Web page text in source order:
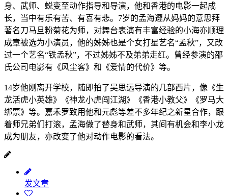
身、武师、蜕变至动作指导和导演，他和香港的电影一起成
长，当中有乐有苦、有喜有悲。7岁的孟海遵从妈妈的意思拜
著名刀马旦粉菊花为师，对舞台表演有丰富经验的小海亦顺理
成章被选为小演员，他的姊姊也是个女打星艺名“孟秋”，又改
过一个艺名“铁孟秋”，不过姊姊不及弟弟走红。曾经参演的邵
氏公司电影有《风尘客》和《爱情的代价》等。
14岁他刚离开学校，随即拍了吴思远导演的几部西片，像《生
龙活虎小英雄》《神龙小虎闯江湖》《香港小教父》《罗马大
绑票》等。嘉禾罗致用他和元彪等差不多年纪之新星合作，跟
着师兄弟们打滚，孟海做了替身和武师，其间有机会和李小龙
成为朋友，亦改变了他对动作电影的看法。
发文章